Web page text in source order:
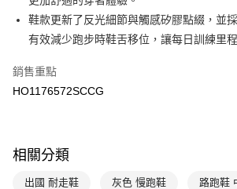
鞋款更新了反光細節與觸感矽膠點綴，並
有效減少跑步時鞋舌移位，讓每日訓練里
銷售重點
HO1176572SCCG
相關分類
出國 耐走鞋 灰色 慢跑鞋 路跑鞋